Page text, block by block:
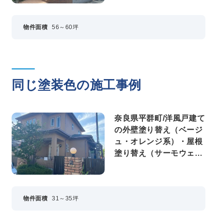
物件面積 56～60坪
同じ塗装色の施工事例
奈良県平群町/洋風戸建て
の外壁塗り替え（ベージ
ュ・オレンジ系）・屋根
塗り替え（サーモウェザ
物件面積 31～35坪